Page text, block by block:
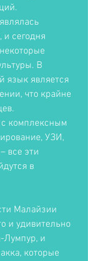
и сегодня
В
язык является
что крайне
комплексным
УЗИ,
все эти
в
Малайзии
и удивительно
Лумпур, и
которые